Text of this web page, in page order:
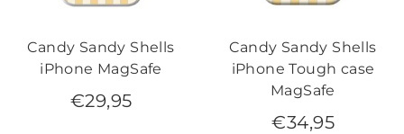
Candy Sandy Shells
iPhone MagSafe
€29,95
Candy Sandy Shells
iPhone Tough case
MagSafe
€34,95